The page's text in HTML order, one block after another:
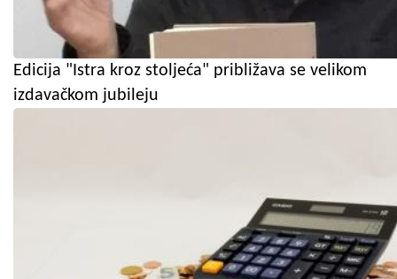
Edicija "Istra kroz stoljeća" približava se velikom
izdavačkom jubileju